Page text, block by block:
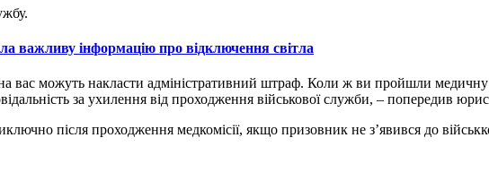
важливу інформацію про відключення світла
можуть накласти адміністративний штраф. Коли ж ви пройшли медичну
за ухилення від проходження військової служби, – попередив
після проходження медкомісії, якщо призовник не з’явився до